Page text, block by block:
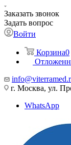
Заказать звонок
Задать вопрос
Войти
Корзина0
г. Москва, ул.
WhatsApp